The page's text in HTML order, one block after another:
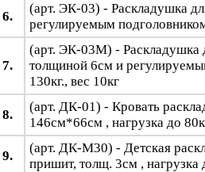
6.
(арт. ЭК-03) - Раскладушка
регулируемым
7.
(арт. ЭК-03М) - Раскладушка
толщиной 6см и
130кг., вес 10кг
8.
(арт. ДК-01) - Кровать
146см*66см , нагрузка до
9.
(арт. ДК-М30) - Детская
пришит, толщ. 3см , нагрузка